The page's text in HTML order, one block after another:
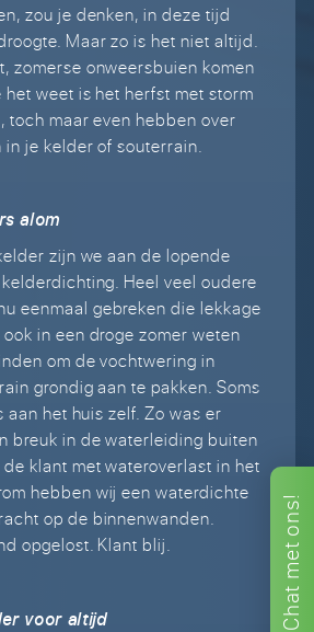
Chat
met
ons!
zou je denken, in deze tijd
Maar zo is het niet altijd.
zomerse onweersbuien komen
het weet is het herfst met storm
toch maar even hebben over
je kelder of souterrain.
alom
zijn we aan de lopende
Heel veel oudere
eenmaal gebreken die lekkage
in een droge zomer weten
om de vochtwering in
grondig aan te pakken. Soms
aan het huis zelf. Zo was er
breuk in de waterleiding buiten
klant met wateroverlast in het
hebben wij een waterdichte
op de binnenwanden.
opgelost. Klant blij.
voor altijd